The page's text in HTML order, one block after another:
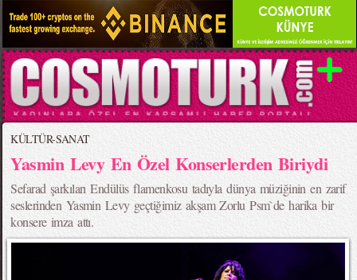
KÜLTÜR-SANAT
Yasmin Levy En Özel Konserlerden Biriydi
Sefarad şarkıları Endülüs flamenkosu tadıyla dünya müziğinin en zarif
seslerinden Yasmin Levy geçtiğimiz akşam Zorlu Psm`de harika bir
konsere imza attı.